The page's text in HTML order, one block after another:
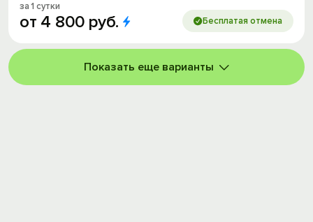
за 1 сутки
от 4 800 руб. Бесплатая отмена
Показать еще варианты